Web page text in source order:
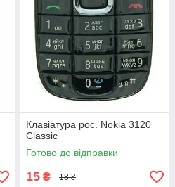
Клавіатура рос. Nokia 3120
Classic
Готово до відправки
15 ₴ 18 ₴